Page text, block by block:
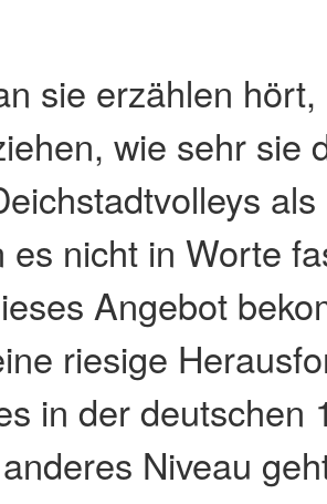
sie erzählen
wie sehr sie
es nicht in Worte
Angebot
riesige
in der deutschen
Niveau